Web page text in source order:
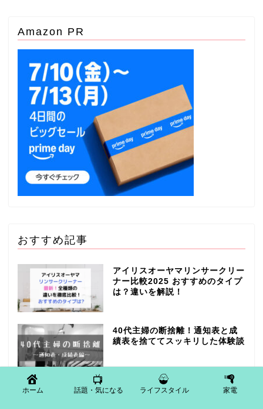
Amazon PR
おすすめ記事
アイリスオーヤマリンサークリー
ナー比較2025 おすすめのタイプ
は？違いを解説！
40代主婦の断捨離！通知表と成
績表を捨ててスッキリした体験談
ファミマフラッペの買い方は？自
ホーム 話題・気になる ライフスタイル 家電